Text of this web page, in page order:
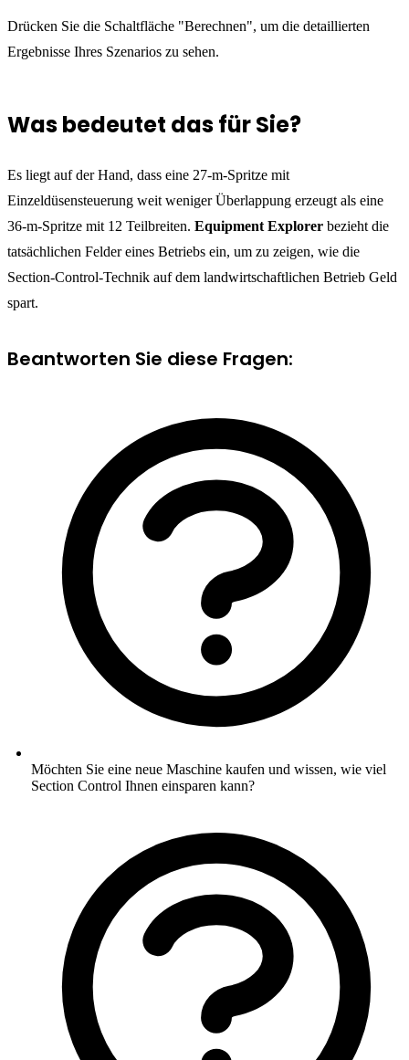
Drücken Sie die Schaltfläche "Berechnen", um die detaillierten
Ergebnisse Ihres Szenarios zu sehen.
Was bedeutet das für Sie?
Es liegt auf der Hand, dass eine 27-m-Spritze mit
Einzeldüsensteuerung weit weniger Überlappung erzeugt als eine
36-m-Spritze mit 12 Teilbreiten. Equipment Explorer bezieht die
tatsächlichen Felder eines Betriebs ein, um zu zeigen, wie die
Section-Control-Technik auf dem landwirtschaftlichen Betrieb Geld
spart.
Beantworten Sie diese Fragen:
Möchten Sie eine neue Maschine kaufen und wissen, wie viel
Section Control Ihnen einsparen kann?